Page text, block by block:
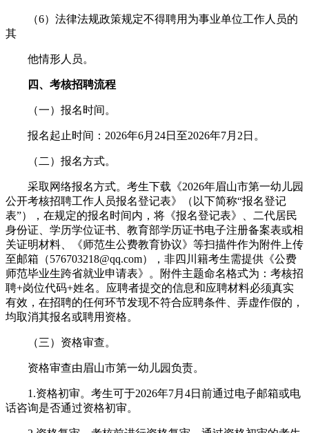
（6）法律法规政策规定不得聘用为事业单位工作人员的
其
他情形人员。
四、考核招聘流程
（一）报名时间。
报名起止时间：2026年6月24日至2026年7月2日。
（二）报名方式。
采取网络报名方式。考生下载《2026年眉山市第一幼儿园
公开考核招聘工作人员报名登记表》（以下简称“报名登记
表”），在规定的报名时间内，将《报名登记表》、二代居民
身份证、学历学位证书、教育部学历证书电子注册备案表或相
关证明材料、《师范生公费教育协议》等扫描件作为附件上传
至邮箱（576703218@qq.com），非四川籍考生需提供《公费
师范毕业生跨省就业申请表》。附件主题命名格式为：考核招
聘+岗位代码+姓名。应聘者提交的信息和应聘材料必须真实
有效，在招聘的任何环节发现不符合应聘条件、弄虚作假的，
均取消其报名或聘用资格。
（三）资格审查。
资格审查由眉山市第一幼儿园负责。
1.资格初审。考生可于2026年7月4日前通过电子邮箱或电
话咨询是否通过资格初审。